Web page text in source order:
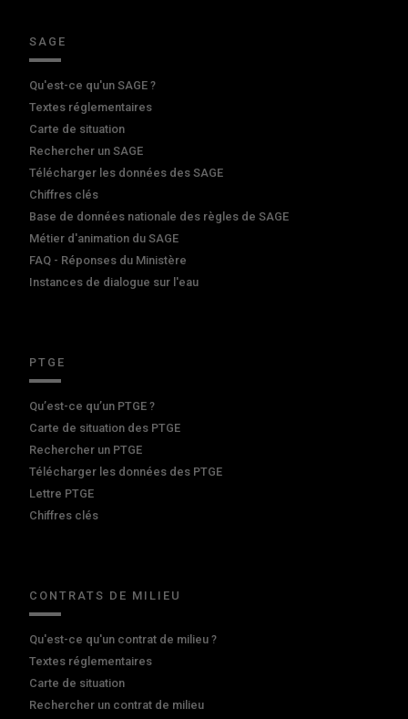
SAGE
Qu'est-ce qu'un SAGE ?
Textes réglementaires
Carte de situation
Rechercher un SAGE
Télécharger les données des SAGE
Chiffres clés
Base de données nationale des règles de SAGE
Métier d'animation du SAGE
FAQ - Réponses du Ministère
Instances de dialogue sur l'eau
PTGE
Qu’est-ce qu’un PTGE ?
Carte de situation des PTGE
Rechercher un PTGE
Télécharger les données des PTGE
Lettre PTGE
Chiffres clés
CONTRATS DE MILIEU
Qu'est-ce qu'un contrat de milieu ?
Textes réglementaires
Carte de situation
Rechercher un contrat de milieu